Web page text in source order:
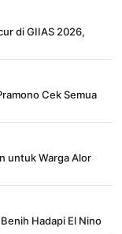
di GIIAS 2026,
Cek Semua
untuk Warga Alor
Hadapi El Nino